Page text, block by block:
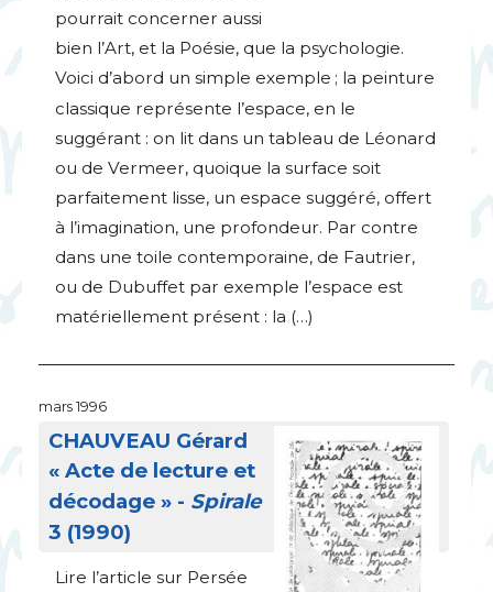
pourrait concerner aussi
bien l’Art, et la Poésie, que la psychologie.
Voici d’abord un simple exemple ; la peinture
classique représente l’espace, en le
suggérant : on lit dans un tableau de Léonard
ou de Vermeer, quoique la surface soit
parfaitement lisse, un espace suggéré, offert
à l’imagination, une profondeur. Par contre
dans une toile contemporaine, de Fautrier,
ou de Dubuffet par exemple l’espace est
matériellement présent : la (…)
mars 1996
CHAUVEAU Gérard
« Acte de lecture et
décodage » - Spirale
3 (1990)
Lire l’article sur Persée